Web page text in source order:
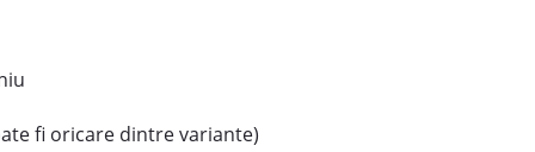
fi oricare dintre variante)